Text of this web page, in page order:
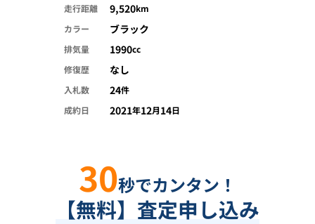
走行距離 9,520km
カラー
ブラック
排気量 1990cc
修復歴
なし
入札数 24件
成約日
2021年12月14日
30秒でカンタン！
【無料】査定申し込み